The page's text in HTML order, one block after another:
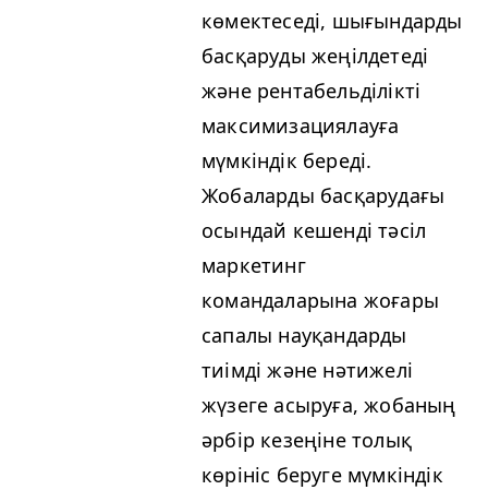
көмектеседі, шығындарды
басқаруды жеңілдетеді
және рентабельділікті
максимизациялауға
мүмкіндік береді.
Жобаларды басқарудағы
осындай кешенді тәсіл
маркетинг
командаларына жоғары
сапалы науқандарды
тиімді және нәтижелі
жүзеге асыруға, жобаның
әрбір кезеңіне толық
көрініс беруге мүмкіндік